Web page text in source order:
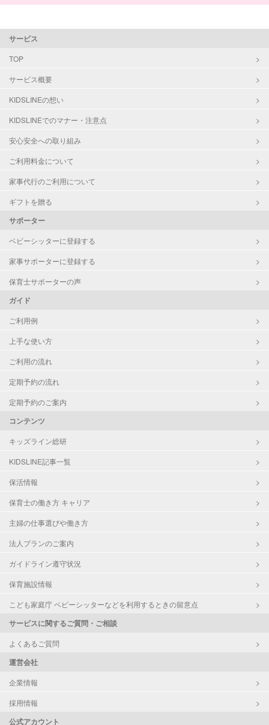
サービス
TOP
サービス概要
KIDSLINEの想い
KIDSLINEでのマナー・注意点
安心安全への取り組み
ご利用料金について
家事代行のご利用について
ギフトを贈る
サポーター
ベビーシッターに登録する
家事サポーターに登録する
保育士サポーターの声
ガイド
ご利用例
上手な使い方
ご利用の流れ
定期予約の流れ
定期予約のご案内
コンテンツ
キッズライン総研
KIDSLINE記事一覧
保活情報
保育士の働き方 キャリア
主婦の仕事選びや働き方
法人プランのご案内
ガイドライン遵守状況
保育施設情報
こども家庭庁 ベビーシッターなどを利用するときの留意点
サービスに関するご質問・ご相談
よくあるご質問
運営会社
企業情報
採用情報
公式アカウント